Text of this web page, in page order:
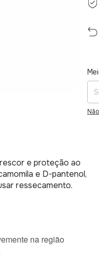
e proteção ao
e D-pantenol,
ressecamento.
na região